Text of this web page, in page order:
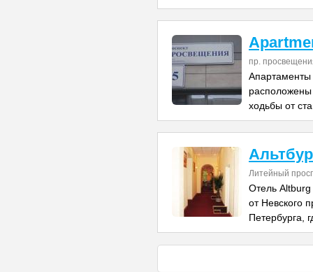
пр.
Апартаменты
расположены
ходьбы от
Литейный
Отель Altburg
от Невского
Петербурга,